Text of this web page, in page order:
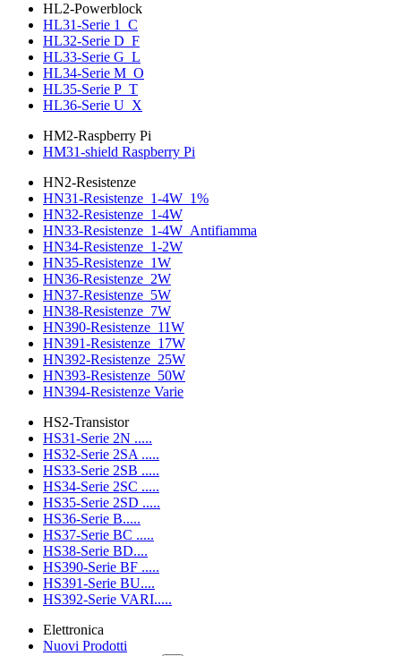
HL2-Powerblock
HL31-Serie 1_C
HL32-Serie D_F
HL33-Serie G_L
HL34-Serie M_O
HL35-Serie P_T
HL36-Serie U_X
HM2-Raspberry Pi
HM31-shield Raspberry Pi
HN2-Resistenze
HN31-Resistenze_1-4W_1%
HN32-Resistenze_1-4W
HN33-Resistenze_1-4W_Antifiamma
HN34-Resistenze_1-2W
HN35-Resistenze_1W
HN36-Resistenze_2W
HN37-Resistenze_5W
HN38-Resistenze_7W
HN390-Resistenze_11W
HN391-Resistenze_17W
HN392-Resistenze_25W
HN393-Resistenze_50W
HN394-Resistenze Varie
HS2-Transistor
HS31-Serie 2N .....
HS32-Serie 2SA .....
HS33-Serie 2SB .....
HS34-Serie 2SC .....
HS35-Serie 2SD .....
HS36-Serie B.....
HS37-Serie BC .....
HS38-Serie BD....
HS390-Serie BF .....
HS391-Serie BU....
HS392-Serie VARI.....
Elettronica
Nuovi Prodotti